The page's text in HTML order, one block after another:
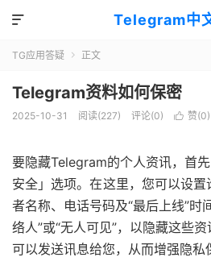
Telegram中

TG应用答疑  正文
Telegram资料如何保密
2025-10-31 阅读(227) 评论(0)  赞(0)
要隐藏Telegram的个人资讯，首
安全」选项。在这里，您可以设
者名称、电话号码及“最后上线”时
络人”或“无人可见”，以隐藏这些
可以发送讯息给您，从而增强隐私